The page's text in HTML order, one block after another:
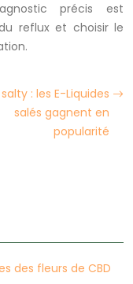
précis est
reflux et choisir le
: les E-Liquides
salés gagnent en
popularité
des fleurs de CBD